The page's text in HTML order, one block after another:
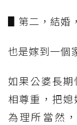
▋第二，結婚
也是嫁到一個
如果公婆長
相尊重，把
為理所當然